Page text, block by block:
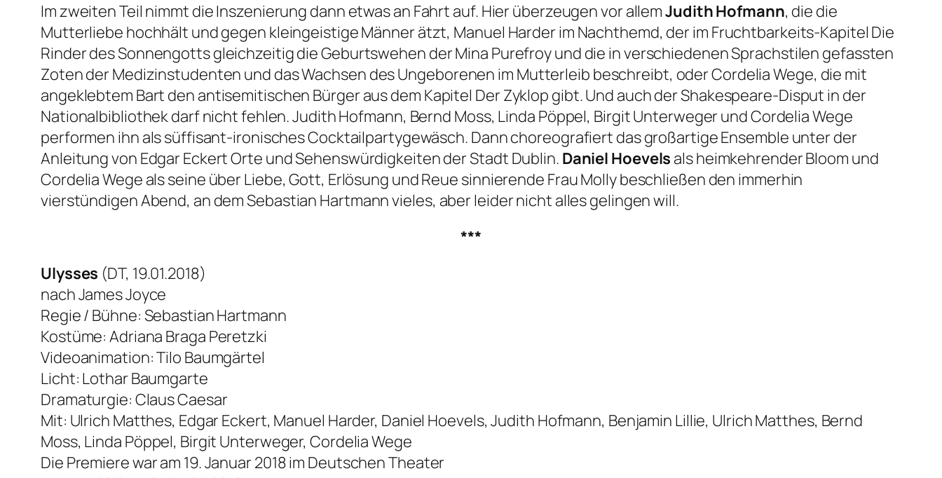
Im zweiten Teil nimmt die Inszenierung dann etwas an Fahrt auf. Hier überzeugen vor allemJudith Hofmann, die die
Mutterliebe hochhält und gegen kleingeistige Männer ätzt, Manuel Harder im Nachthemd, der im Fruchtbarkeits-Kapitel Die
Rinder des Sonnengottsgleichzeitig die Geburtswehen der Mina Purefroy und die in verschiedenen Sprachstilen gefassten
Zoten der Medizinstudenten und das Wachsen des Ungeborenen im Mutterleib beschreibt, oder Cordelia Wege, die mit
angeklebtem Bart den antisemitischen Bürger aus dem Kapitel Der Zyklop gibt. Und auch der Shakespeare-Disput in der
Nationalbibliothek darf nicht fehlen. Judith Hofmann, Bernd Moss, Linda Pöppel, Birgit Unterweger und Cordelia Wege
performen ihn als süffisant-ironisches Cocktailpartygewäsch. Dann choreografiert das großartige Ensemble unter der
Anleitung von Edgar Eckert Orte und Sehenswürdigkeiten der Stadt Dublin. Daniel Hoevels als heimkehrender Bloom und
Cordelia Wege als seine über Liebe, Gott, Erlösung und Reue sinnierende Frau Molly beschließen den immerhin
vierstündigen Abend, an dem Sebastian Hartmann vieles, aber leider nicht alles gelingen will.
***
Ulysses (DT, 19.01.2018)
nach James Joyce
Regie / Bühne: Sebastian Hartmann
Kostüme: Adriana Braga Peretzki
Videoanimation: Tilo Baumgärtel
Licht: Lothar Baumgarte
Dramaturgie: Claus Caesar
Mit: Ulrich Matthes, Edgar Eckert, Manuel Harder, Daniel Hoevels, Judith Hofmann, Benjamin Lillie, Ulrich Matthes, Bernd
Moss, Linda Pöppel, Birgit Unterweger, Cordelia Wege
Die Premiere war am 19. Januar 2018 im Deutschen Theater